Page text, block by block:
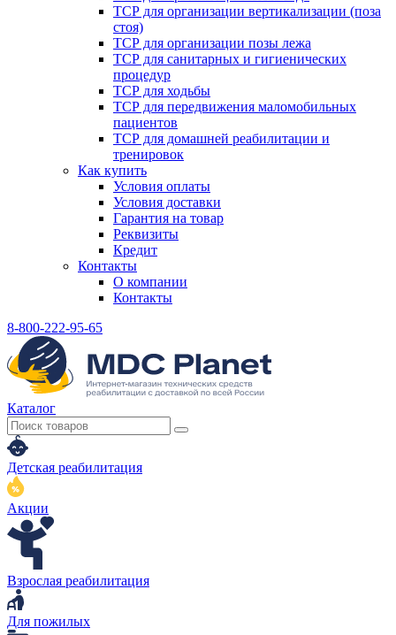
ТСР для организации вертикализации (поза
стоя)
ТСР для организации позы лежа
ТСР для санитарных и гигиенических
процедур
ТСР для ходьбы
ТСР для передвижения маломобильных
пациентов
ТСР для домашней реабилитации и
тренировок
Как купить
Условия оплаты
Условия доставки
Гарантия на товар
Реквизиты
Кредит
Контакты
О компании
Контакты
8-800-222-95-65
Каталог
Детская реабилитация
Акции
Взрослая реабилитация
Для пожилых